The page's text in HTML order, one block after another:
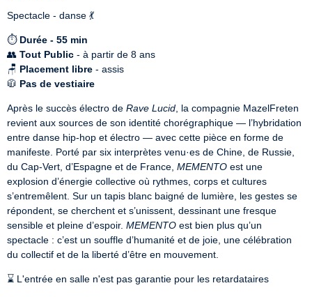
Spectacle - danse 💃
⏱️ Durée - 55 min
👥 Tout Public - à partir de 8 ans
🪑 Placement libre - assis
🧥 Pas de vestiaire
Après le succès électro de Rave Lucid , la compagnie MazelFreten
revient aux sources de son identité chorégraphique — l’hybridation
entre danse hip-hop et électro — avec cette pièce en forme de
manifeste. Porté par six interprètes venu·es de Chine, de Russie,
du Cap-Vert, d’Espagne et de France, MEMENTO est une
explosion d’énergie collective où rythmes, corps et cultures
s’entremêlent. Sur un tapis blanc baigné de lumière, les gestes se
répondent, se cherchent et s’unissent, dessinant une fresque
sensible et pleine d’espoir. MEMENTO est bien plus qu’un
spectacle : c’est un souffle d’humanité et de joie, une célébration
du collectif et de la liberté d’être en mouvement.
⌛️ L'entrée en salle n'est pas garantie pour les retardataires